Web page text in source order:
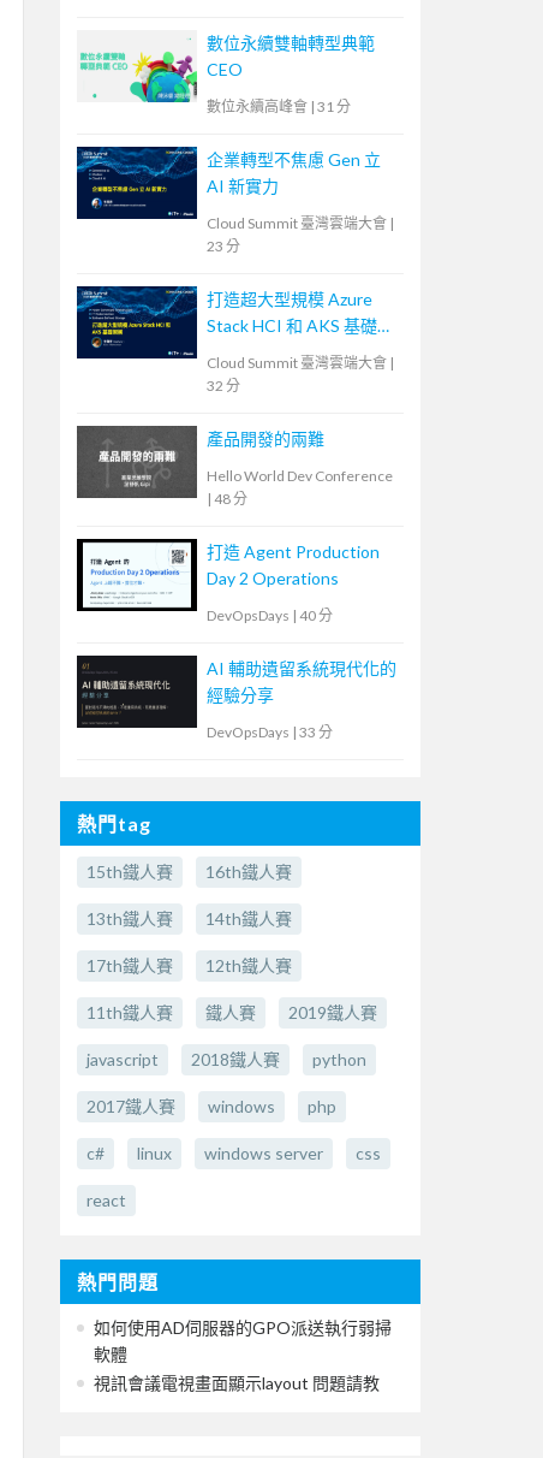
數位永續雙軸轉型典範
CEO
數位永續高峰會 | 31 分
企業轉型不焦慮 Gen 立
AI 新實力
Cloud Summit 臺灣雲端大會 |
23 分
打造超大型規模 Azure
Stack HCI 和 AKS 基礎架
Cloud Summit 臺灣雲端大會 |
32 分
產品開發的兩難
Hello World Dev Conference
| 48 分
打造 Agent Production
Day 2 Operations
DevOpsDays | 40 分
AI 輔助遺留系統現代化的
經驗分享
DevOpsDays | 33 分
熱門tag
15th鐵人賽 16th鐵人賽
13th鐵人賽 14th鐵人賽
17th鐵人賽 12th鐵人賽
11th鐵人賽 鐵人賽 2019鐵人賽
javascript 2018鐵人賽 python
2017鐵人賽 windows php
c# linux windows server css
react
熱門問題
如何使用AD伺服器的GPO派送執行弱掃
軟體
視訊會議電視畫面顯示layout 問題請教